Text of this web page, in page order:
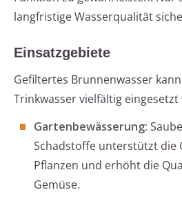
langfristige Wasserqualität
Einsatzgebiete
Gefiltertes Brunnenwasser
Trinkwasser vielfältig eingesetzt
Gartenbewässerung:
Schadstoffe unterstützt die
Pflanzen und erhöht die
Gemüse.